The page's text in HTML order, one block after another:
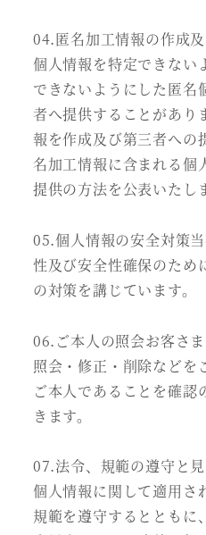
04.匿名加工情報の作成及
個人情報を特定できない
できないようにした匿名
者へ提供することがあり
報を作成及び第三者への
名加工情報に含まれる個
提供の方法を公表いたし
05.個人情報の安全対策
性及び安全性確保のため
の対策を講じています。
06.ご本人の照会お客さ
照会・修正・削除などを
ご本人であることを確認
きます。
07.法令、規範の遵守と
個人情報に関して適用さ
規範を遵守するとともに